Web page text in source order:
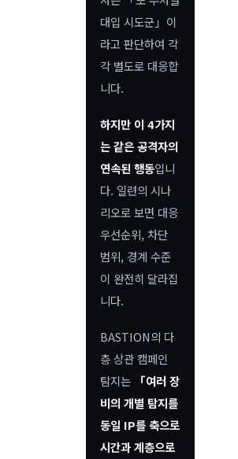
대입 시도군」이
라고 판단하여 각
각 별도로 대응합
니다.
하지만 이 4가지
는 같은 공격자의
연속된 행동입니
다. 일련의 시나
리오로 보면 대응
우선순위, 차단
범위, 경계 수준
이 완전히 달라집
니다.
BASTION의 다
층 상관 캠페인
탐지는
「여러 장
비의 개별 탐지를
동일 IP를 축으로
시간과 계층으로